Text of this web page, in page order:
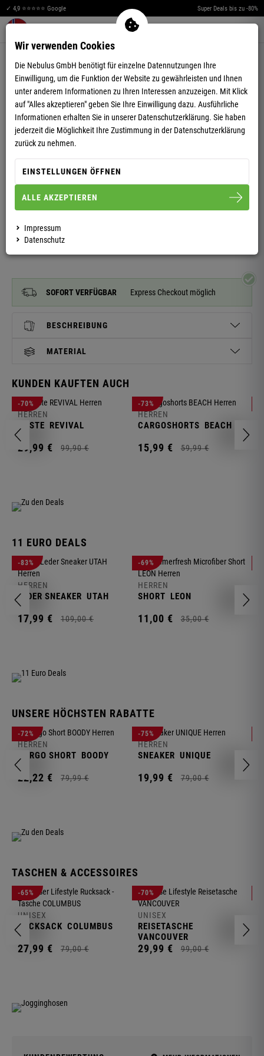
✓ 4,9 ⭐⭐⭐⭐⭐ Google Super Deals bis zu -80%
Warenkorb aufklappen
SOFTSHELLJACKE TROPIC HERREN
SOFORT VERFÜGBAR Express Checkout möglich
BESCHREIBUNG
MATERIAL
KUNDEN KAUFTEN AUCH
-70%
HERREN
WESTE REVIVAL
29,99 € 99,90 €
-73%
HERREN
CARGOSHORTS BEACH
15,99 € 59,99 €
11 EURO DEALS
-83%
HERREN
LEDER SNEAKER UTAH
17,99 € 109,00 €
-69%
HERREN
SHORT LEON
11,00 € 35,00 €
UNSERE HÖCHSTEN RABATTE
-72%
HERREN
CARGO SHORT BOODY
22,22 € 79,99 €
-75%
HERREN
SNEAKER UNIQUE
19,99 € 79,00 €
TASCHEN & ACCESSOIRES
-65%
UNISEX
RUCKSACK COLUMBUS
27,99 € 79,00 €
-70%
UNISEX
REISETASCHE
VANCOUVER
29,99 € 99,00 €
Wir verwenden Cookies
Die Nebulus GmbH benötigt für einzelne Datennutzungen Ihre
Einwilligung, um die Funktion der Website zu gewährleisten und Ihnen
unter anderem Informationen zu Ihren Interessen anzuzeigen. Mit Klick
auf "Alles akzeptieren" geben Sie Ihre Einwilligung dazu. Ausführliche
Informationen erhalten Sie in unserer Datenschutzerklärung. Sie haben
jederzeit die Möglichkeit Ihre Zustimmung in der Datenschutzerklärung
zurück zu nehmen.
EINSTELLUNGEN ÖFFNEN
ALLE AKZEPTIEREN
Impressum
Datenschutz